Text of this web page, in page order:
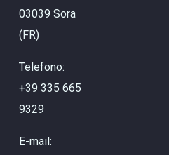
03039 Sora
(FR)
Telefono:
+39 335 665
9329
E-mail: